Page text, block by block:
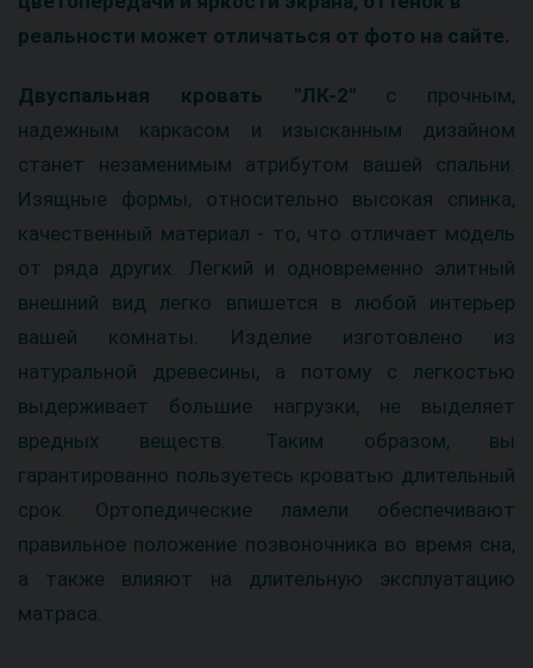
реальности может отличаться от фото на сайте.
Двуспальная кровать "ЛК-2"с прочным,
надежным каркасом и изысканным дизайном
станет незаменимым атрибутом вашей спальни.
Изящные формы, относительно высокая спинка,
качественный материал - то, что отличает модель
от ряда других. Легкий и одновременно элитный
внешний вид легко впишется в любой интерьер
вашей комнаты. Изделие изготовлено из
натуральной древесины, а потому с легкостью
выдерживает большие нагрузки, не выделяет
вредных веществ. Таким образом, вы
гарантированно пользуетесь кроватью длительный
срок. Ортопедические ламели обеспечивают
правильное положение позвоночника во время сна,
а также влияют на длительную эксплуатацию
матраса.